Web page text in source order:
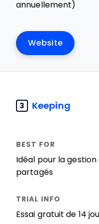
annuellement)
Website
3 Keeping
Idéal pour la
partagés
Essai gratuit de 14